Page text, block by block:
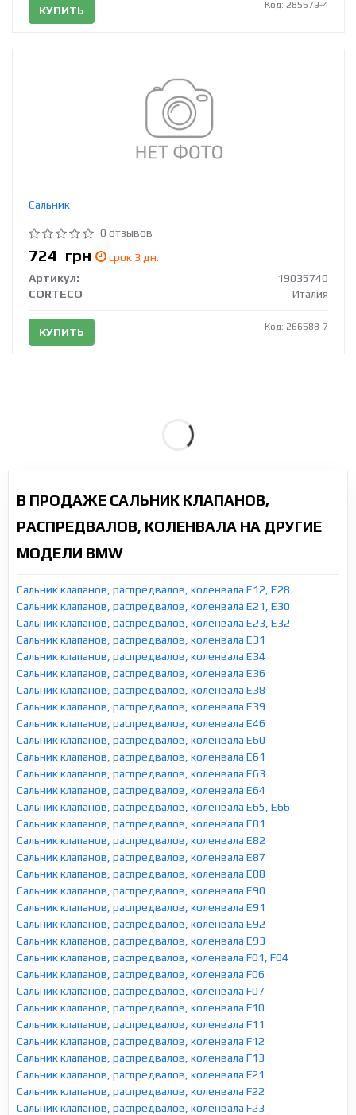
КУПИТЬ Код: 285679-4
Сальник
0 отзывов
724 грн
срок 3 дн.
Артикул:
19035740
CORTECO
Италия
КУПИТЬ Код: 266588-7
В ПРОДАЖЕ САЛЬНИК КЛАПАНОВ,
РАСПРЕДВАЛОВ, КОЛЕНВАЛА НА ДРУГИЕ
МОДЕЛИ BMW
Сальник клапанов, распредвалов, коленвала E12, E28
Сальник клапанов, распредвалов, коленвала E21, E30
Сальник клапанов, распредвалов, коленвала E23, E32
Сальник клапанов, распредвалов, коленвала E31
Сальник клапанов, распредвалов, коленвала E34
Сальник клапанов, распредвалов, коленвала E36
Сальник клапанов, распредвалов, коленвала E38
Сальник клапанов, распредвалов, коленвала E39
Сальник клапанов, распредвалов, коленвала E46
Сальник клапанов, распредвалов, коленвала E60
Сальник клапанов, распредвалов, коленвала E61
Сальник клапанов, распредвалов, коленвала E63
Сальник клапанов, распредвалов, коленвала E64
Сальник клапанов, распредвалов, коленвала E65, E66
Сальник клапанов, распредвалов, коленвала E81
Сальник клапанов, распредвалов, коленвала E82
Сальник клапанов, распредвалов, коленвала E87
Сальник клапанов, распредвалов, коленвала E88
Сальник клапанов, распредвалов, коленвала E90
Сальник клапанов, распредвалов, коленвала E91
Сальник клапанов, распредвалов, коленвала E92
Сальник клапанов, распредвалов, коленвала E93
Сальник клапанов, распредвалов, коленвала F01, F04
Сальник клапанов, распредвалов, коленвала F06
Сальник клапанов, распредвалов, коленвала F07
Сальник клапанов, распредвалов, коленвала F10
Сальник клапанов, распредвалов, коленвала F11
Сальник клапанов, распредвалов, коленвала F12
Сальник клапанов, распредвалов, коленвала F13
Сальник клапанов, распредвалов, коленвала F21
Сальник клапанов, распредвалов, коленвала F22
Сальник клапанов, распредвалов, коленвала F23